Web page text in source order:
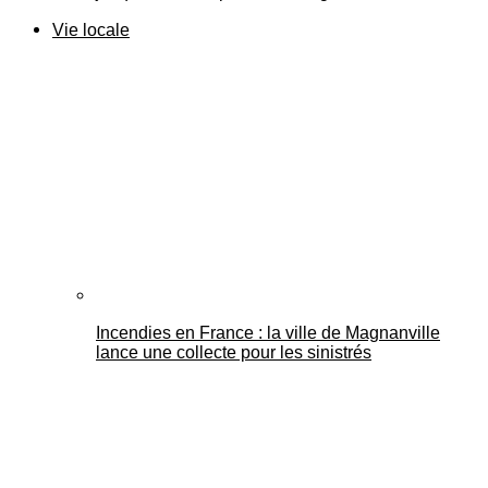
Vie locale
Incendies en France : la ville de Magnanville
lance une collecte pour les sinistrés